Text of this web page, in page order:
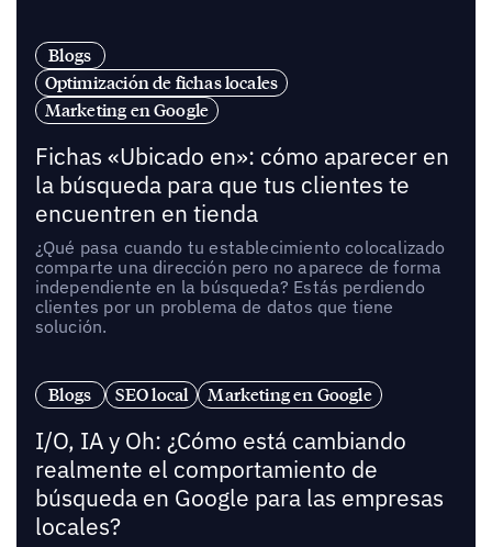
Blogs
Optimización de fichas locales
Marketing en Google
Fichas «Ubicado en»: cómo aparecer en
la búsqueda para que tus clientes te
encuentren en tienda
¿Qué pasa cuando tu establecimiento colocalizado
comparte una dirección pero no aparece de forma
independiente en la búsqueda? Estás perdiendo
clientes por un problema de datos que tiene
solución.
Blogs SEO local Marketing en Google
I/O, IA y Oh: ¿Cómo está cambiando
realmente el comportamiento de
búsqueda en Google para las empresas
locales?